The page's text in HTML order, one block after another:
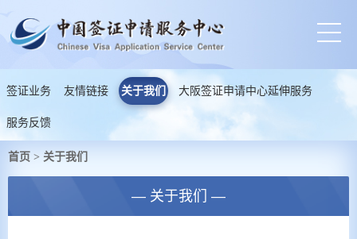
签证业务 友情链接 关于我们 大阪签证申请中心延伸服务
服务反馈
首页 > 关于我们
— 关于我们 —